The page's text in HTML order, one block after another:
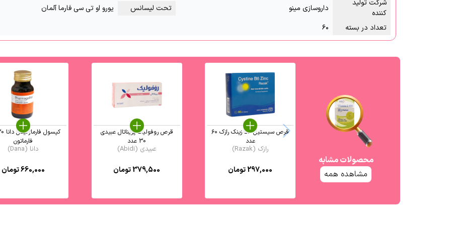
شرکت تولید
کننده
داروسازی مینو تحت لیسانس
یورو او تی سی فارما آلمان
تعداد در بسته
۶۰
محصولات مشابه
مشاهده همه
قرص سیستین B6 زینک رازک ۶۰
عدد
رازک (Razak)
297,000تومان
قرص روفولیک پریناتال عبیدی
30 عدد
عبیدی (Abidi)
379,500تومان
فارماتون
دانا (Dana)
660,000تومان